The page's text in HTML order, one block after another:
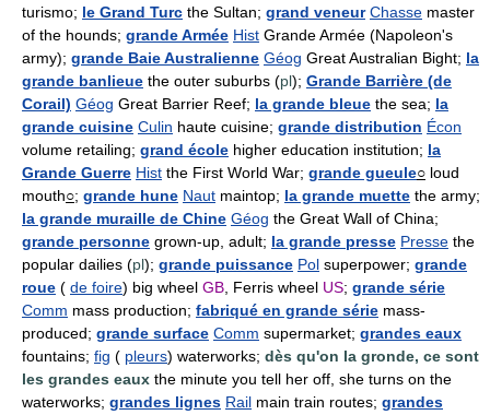
turismo; le Grand Turc the Sultan; grand veneur Chasse master
of the hounds; grande Armée Hist Grande Armée (Napoleon's
army); grande Baie Australienne Géog Great Australian Bight; la
grande banlieue the outer suburbs (pl); Grande Barrière (de
Corail) Géog Great Barrier Reef; la grande bleue the sea; la
grande cuisine Culin haute cuisine; grande distribution Écon
volume retailing; grand école higher education institution; la
Grande Guerre Hist the First World War; grande gueule○ loud
mouth○; grande hune Naut maintop; la grande muette the army;
la grande muraille de Chine Géog the Great Wall of China;
grande personne grown-up, adult; la grande presse Presse the
popular dailies (pl); grande puissance Pol superpower; grande
roue ( de foire) big wheel GB, Ferris wheel US; grande série
Comm mass production; fabriqué en grande série mass-
produced; grande surface Comm supermarket; grandes eaux
fountains; fig ( pleurs) waterworks; dès qu'on la gronde, ce sont
les grandes eaux the minute you tell her off, she turns on the
waterworks; grandes lignes Rail main train routes; grandes